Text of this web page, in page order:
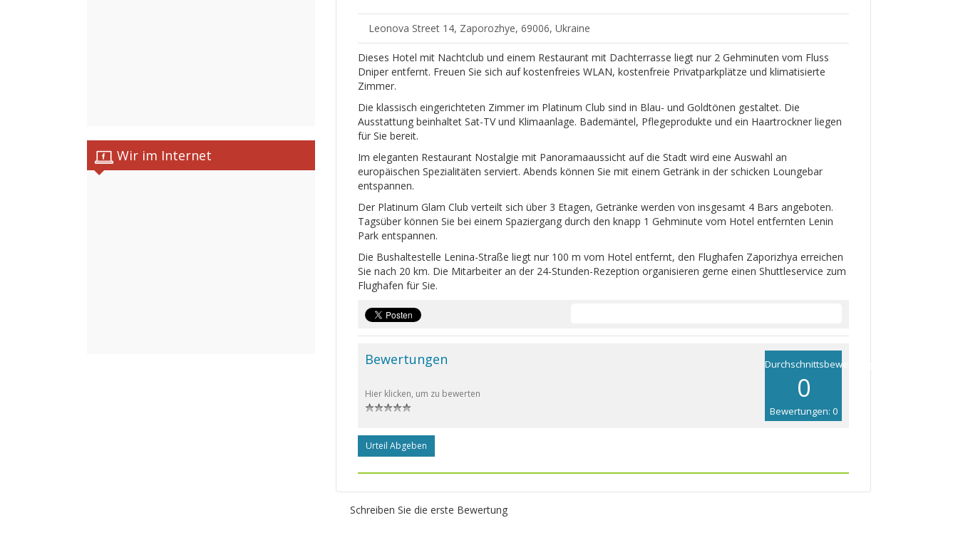
Wir im Internet
Leonova Street 14, Zaporozhye, 69006, Ukraine
Dieses Hotel mit Nachtclub und einem Restaurant mit Dachterrasse liegt nur 2 Gehminuten vom Fluss
Dniper entfernt. Freuen Sie sich auf kostenfreies WLAN, kostenfreie Privatparkplätze und klimatisierte
Zimmer.
Die klassisch eingerichteten Zimmer im Platinum Club sind in Blau- und Goldtönen gestaltet. Die
Ausstattung beinhaltet Sat-TV und Klimaanlage. Bademäntel, Pflegeprodukte und ein Haartrockner liegen
für Sie bereit.
Im eleganten Restaurant Nostalgie mit Panoramaaussicht auf die Stadt wird eine Auswahl an
europäischen Spezialitäten serviert. Abends können Sie mit einem Getränk in der schicken Loungebar
entspannen.
Der Platinum Glam Club verteilt sich über 3 Etagen, Getränke werden von insgesamt 4 Bars angeboten.
Tagsüber können Sie bei einem Spaziergang durch den knapp 1 Gehminute vom Hotel entfernten Lenin
Park entspannen.
Die Bushaltestelle Lenina-Straße liegt nur 100 m vom Hotel entfernt, den Flughafen Zaporizhya erreichen
Sie nach 20 km. Die Mitarbeiter an der 24-Stunden-Rezeption organisieren gerne einen Shuttleservice zum
Flughafen für Sie.
Durchschnittsbewertung
0
Bewertungen: 0
Bewertungen
Hier klicken, um zu bewerten
Urteil Abgeben
Schreiben Sie die erste Bewertung